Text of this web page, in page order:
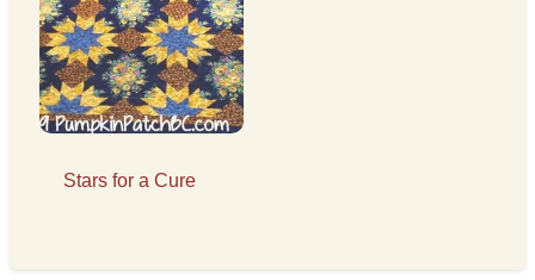
Stars for a Cure